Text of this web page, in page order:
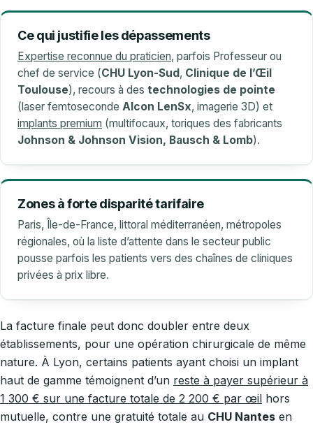
Ce qui justifie les dépassements
Expertise reconnue du praticien, parfois Professeur ou
chef de service (CHU Lyon-Sud, Clinique de l’Œil
Toulouse), recours à des technologies de pointe
(laser femtoseconde Alcon LenSx, imagerie 3D) et
implants premium (multifocaux, toriques des fabricants
Johnson & Johnson Vision, Bausch & Lomb).
Zones à forte disparité tarifaire
Paris, Île-de-France, littoral méditerranéen, métropoles
régionales, où la liste d’attente dans le secteur public
pousse parfois les patients vers des chaînes de cliniques
privées à prix libre.
La facture finale peut donc doubler entre deux
établissements, pour une opération chirurgicale de même
nature. À Lyon, certains patients ayant choisi un implant
haut de gamme témoignent d’un reste à payer supérieur à
1 300 € sur une facture totale de 2 200 € par œil hors
mutuelle, contre une gratuité totale au CHU Nantes en